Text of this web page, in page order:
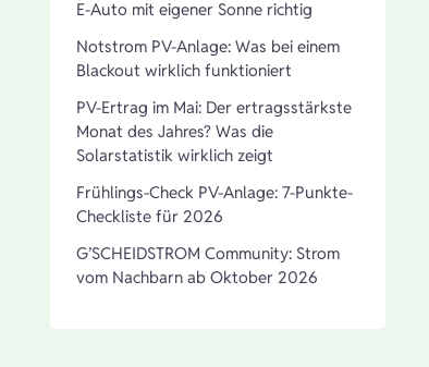
E-Auto mit eigener Sonne richtig
Notstrom PV-Anlage: Was bei einem
Blackout wirklich funktioniert
PV-Ertrag im Mai: Der ertragsstärkste
Monat des Jahres? Was die
Solarstatistik wirklich zeigt
Frühlings-Check PV-Anlage: 7-Punkte-
Checkliste für 2026
G’SCHEIDSTROM Community: Strom
vom Nachbarn ab Oktober 2026